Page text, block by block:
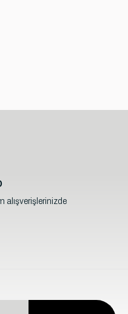
alışverişlerinizde